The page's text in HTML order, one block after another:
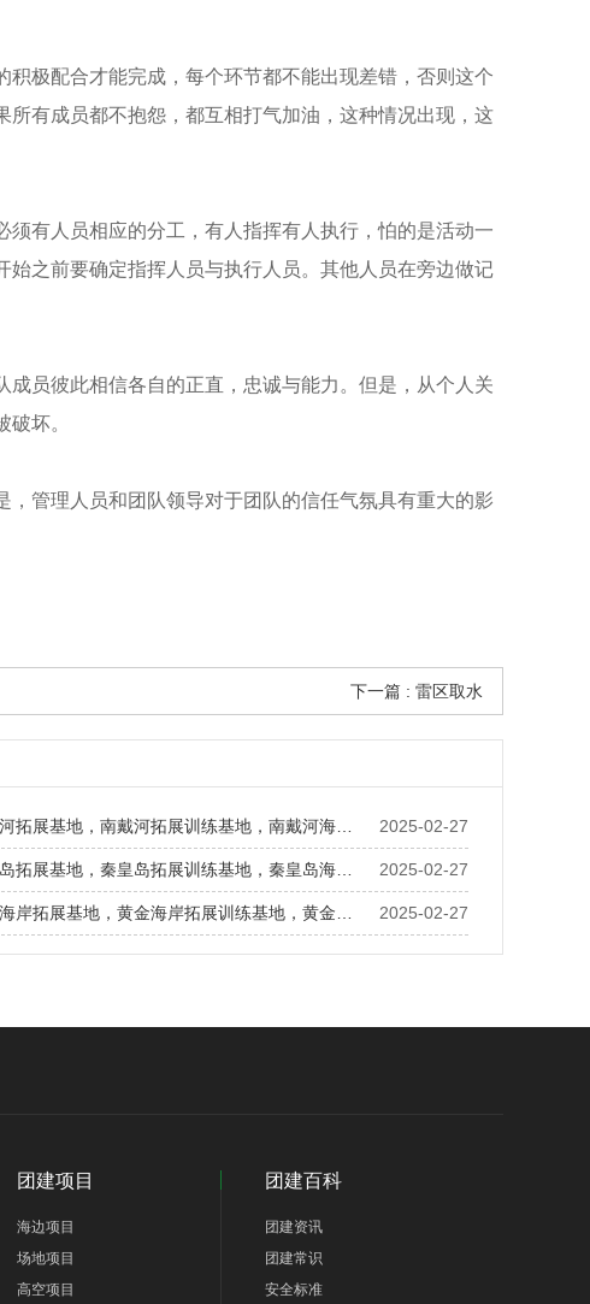
极配合才能完成，每个环节都不能出现差错，否则这个
有成员都不抱怨，都互相打气加油，这种情况出现，这
有人员相应的分工，有人指挥有人执行，怕的是活动一
始之前要确定指挥人员与执行人员。其他人员在旁边做记
员彼此相信各自的正直，忠诚与能力。但是，从个人关
坏。
管理人员和团队领导对于团队的信任气氛具有重大的影
下一篇 : 雷区取水
2025-02-27
2025-02-27
2025-02-27
团建项目
海边项目
场地项目
高空项目
团建百科
团建资讯
团建常识
安全标准